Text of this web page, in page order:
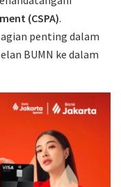
(CSPA).
penting dalam
BUMN ke dalam